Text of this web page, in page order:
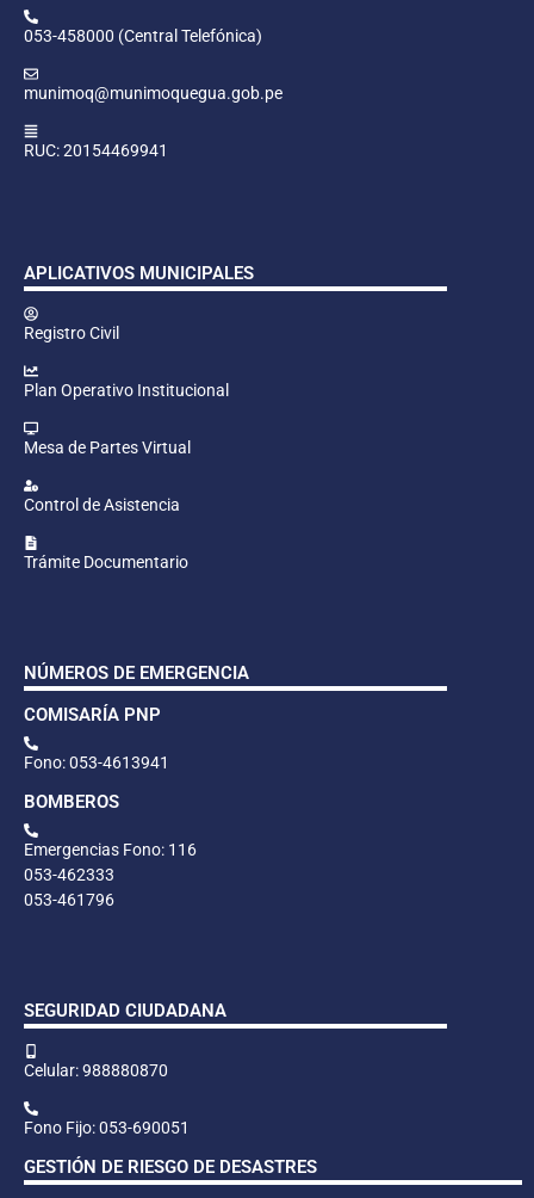
053-458000 (Central Telefónica)
munimoq@munimoquegua.gob.pe
RUC: 20154469941
APLICATIVOS MUNICIPALES
Registro Civil
Plan Operativo Institucional
Mesa de Partes Virtual
Control de Asistencia
Trámite Documentario
NÚMEROS DE EMERGENCIA
COMISARÍA PNP
Fono: 053-4613941
BOMBEROS
Emergencias Fono: 116
053-462333
053-461796
SEGURIDAD CIUDADANA
Celular: 988880870
Fono Fijo: 053-690051
GESTIÓN DE RIESGO DE DESASTRES